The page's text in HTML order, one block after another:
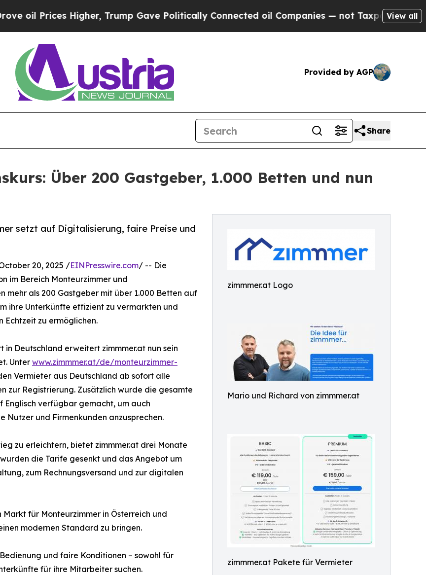
Higher, Trump Gave Politically Connected oil Companies — not Taxpayers — theView all
Provided by AGP
Share
Über 200 Gastgeber, 1.000 Betten und nun
zimmmer.at Logo
Mario und Richard von zimmmer.at
zimmmer.at Pakete für Vermieter
setzt auf Digitalisierung, faire Preise und
20, 2025 /EINPresswire.com/ -- Die
im Bereich Monteurzimmer und
als 200 Gastgeber mit über 1.000 Betten auf
ihre Unterkünfte effizient zu vermarkten und
Echtzeit zu ermöglichen.
in Deutschland erweitert zimmmer.at nun sein
Unter www.zimmmer.at/de/monteurzimmer-
Vermieter aus Deutschland ab sofort alle
zur Registrierung. Zusätzlich wurde die gesamte
Englisch verfügbar gemacht, um auch
Nutzer und Firmenkunden anzusprechen.
zu erleichtern, bietet zimmmer.at drei Monate
die Tarife gesenkt und das Angebot um
zum Rechnungsversand und zur digitalen
für Monteurzimmer in Österreich und
modernen Standard zu bringen.
und faire Konditionen – sowohl für
für ihre Mitarbeiter suchen.